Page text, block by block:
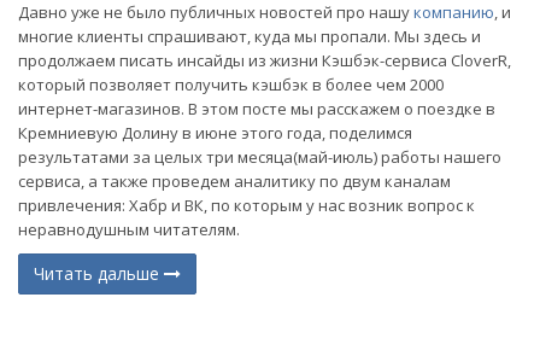
Давно уже не было публичных новостей про нашукомпанию, и
многие клиенты спрашивают, куда мы пропали. Мы здесь и
продолжаем писать инсайды из жизни Кэшбэк-сервиса CloverR,
который позволяет получить кэшбэк в более чем 2000
интернет-магазинов. В этом посте мы расскажем о поездке в
Кремниевую Долину в июне этого года, поделимся
результатами за целых три месяца(май-июль) работы нашего
сервиса, а также проведем аналитику по двум каналам
привлечения: Хабр и ВК, по которым у нас возник вопрос к
неравнодушным читателям.
Читать дальше